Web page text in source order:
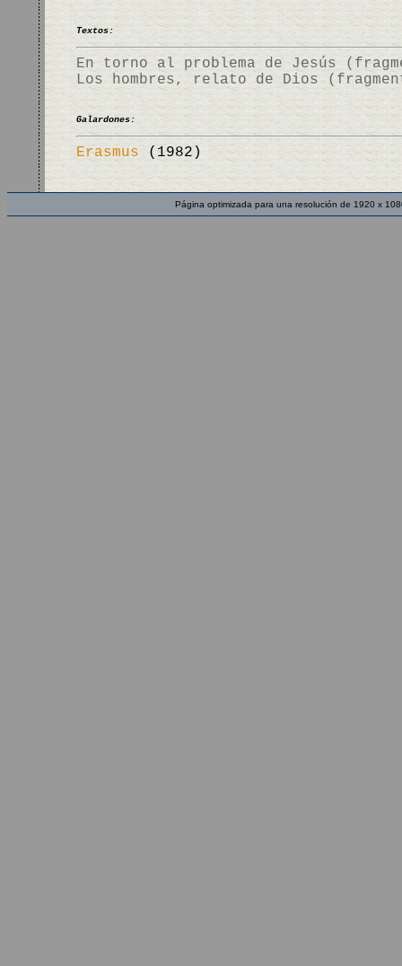
Textos:
En torno al problema de Jesús
Los hombres, relato de Dios
Galardones:
Erasmus (1982)
Página optimizada para una resolución de 1920 x